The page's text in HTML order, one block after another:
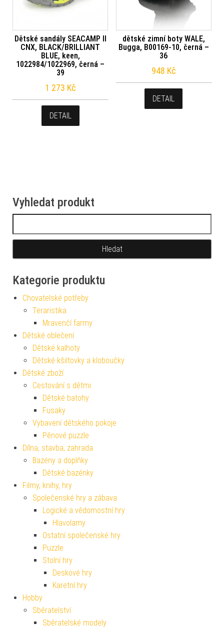
Dětské sandály SEACAMP II
CNX, BLACK/BRILLIANT
BLUE, keen,
1022984/1022969, černá –
39
1 273 Kč
DETAIL
dětské zimní boty WALE,
Bugga, B00169-10, černá –
36
948 Kč
DETAIL
Vyhledat produkt
Kategorie produktu
Chovatelské potřeby
Teraristika
Mravenčí farmy
Dětské oblečení
Dětské kalhoty
Dětské kšiltovky a kloboučky
Dětské zboží
Cestování s dětmi
Dětské batohy
Fusaky
Vybavení dětského pokoje
Pěnové puzzle
Dílna, stavba, zahrada
Bazény a doplňky
Dětské bazénky
Filmy, knihy, hry
Společenské hry a zábava
Logické a vědomostní hry
Hlavolamy
Ostatní společenské hry
Puzzle
Stolní hry
Deskové hry
Karetní hry
Hobby
Sběratelství
Sběratelské modely